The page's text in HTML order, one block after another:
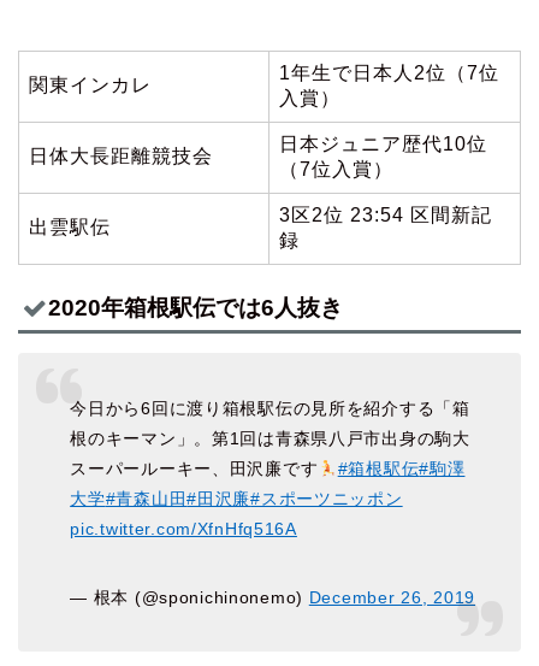
関東インカレ
1年生で日本人2位（7位
入賞）
日体大長距離競技会
日本ジュニア歴代10位
（7位入賞）
出雲駅伝
3区2位 23:54 区間新記
録
2020年箱根駅伝では6人抜き
今日から6回に渡り箱根駅伝の見所を紹介する「箱
根のキーマン」。第1回は青森県八戸市出身の駒大
スーパールーキー、田沢廉です
#箱根駅伝#駒澤
大学#青森山田#田沢廉#スポーツニッポン
pic.twitter.com/XfnHfq516A
— 根本 (@sponichinonemo) December 26, 2019